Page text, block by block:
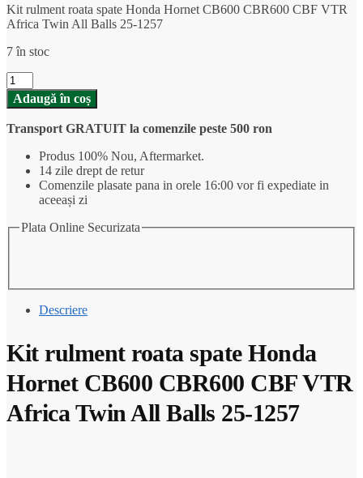
Kit rulment roata spate Honda Hornet CB600 CBR600 CBF VTR
Africa Twin All Balls 25-1257
7 în stoc
Cantitate
Kit
rulment
roata
spate
Honda
Hornet
CB600
CBR600
VTR
1257
Adaugă în coș
Transport GRATUIT la comenzile peste 500 ron
Produs 100% Nou, Aftermarket.
14 zile drept de retur
Comenzile plasate pana in orele 16:00 vor fi expediate in
aceeași zi
Plata Online Securizata
Descriere
Kit rulment roata spate Honda
Hornet CB600 CBR600 CBF VTR
Africa Twin All Balls 25-1257